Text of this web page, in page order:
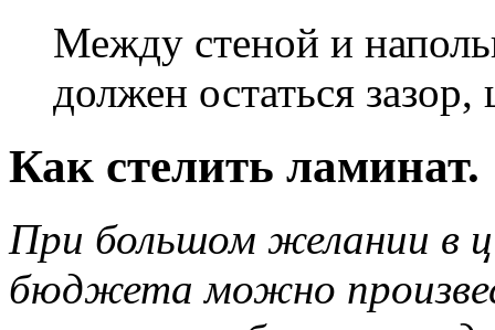
Между стеной и
должен остаться
Как стелить ламинат.
При большом желании в
бюджета можно